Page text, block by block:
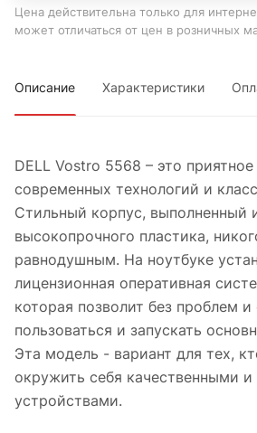
Цена действительна только для
может отличаться от цен в розничных
Описание Характеристики
DELL Vostro 5568 – это
современных технологий и
Стильный корпус, выполненный
высокопрочного пластика,
равнодушным. На ноутбуке
лицензионная оперативная
которая позволит без проблем
пользоваться и запускать
Эта модель - вариант для тех,
окружить себя качественными
устройствами.